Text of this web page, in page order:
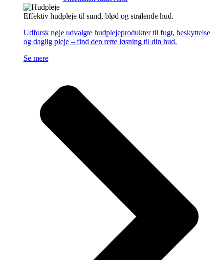
Effektiv hudpleje til sund, blød og strålende hud.
Udforsk nøje udvalgte hudplejeprodukter til fugt, beskyttelse
og daglig pleje – find den rette løsning til din hud.
Se mere